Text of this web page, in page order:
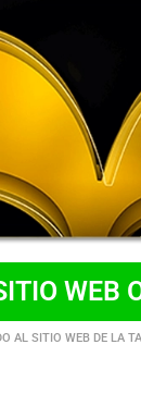
WEB
AL SITIO WEB DE LA